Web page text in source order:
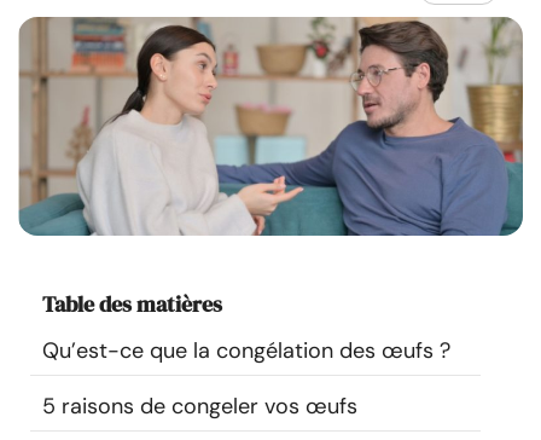
Famille
Cours
Communauté
Trouver un thérapeute
Table des matières
Qu’est-ce que la congélation des œufs ?
5 raisons de congeler vos œufs